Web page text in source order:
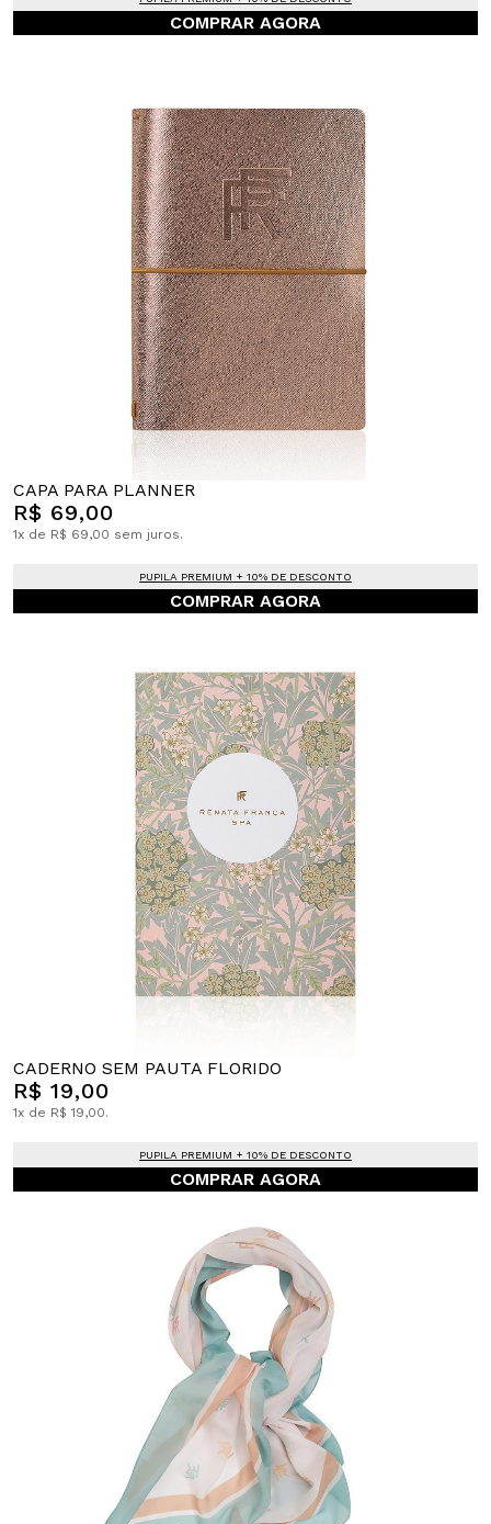
COMPRAR AGORA
CAPA PARA PLANNER
R$ 69,00
1x de R$ 69,00 sem juros.
PUPILA PREMIUM + 10% DE DESCONTO
COMPRAR AGORA
CADERNO SEM PAUTA FLORIDO
R$ 19,00
1x de R$ 19,00.
PUPILA PREMIUM + 10% DE DESCONTO
COMPRAR AGORA